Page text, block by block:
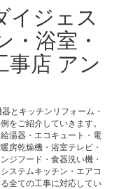
イジェス
・浴室・
事店 アン
とキッチンリフォーム・
をご紹介していきます。
湯器・エコキュート・電
房乾燥機・浴室テレビ・
ジフード・食器洗い機・
ステムキッチン・エアコ
全ての工事に対応してい